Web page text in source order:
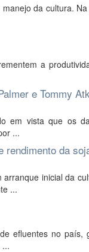
da cultura.
a
e Tommy
em vista que os
...
rendimento da
inicial da
...
efluentes no país,